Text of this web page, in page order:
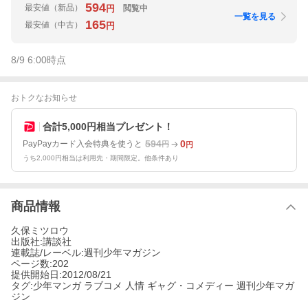
最安値 （新品） 594円
閲覧中
最安値 （中古） 165円
一覧を見る
8/9 6:00時点
おトクなお知らせ
合計5,000円相当プレゼント！
PayPayカード入会特典を使うと 594円 0円
うち2,000円相当は利用先・期間限定。他条件あり
商品情報
久保ミツロウ
出版社:講談社
連載誌/レーベル:週刊少年マガジン
ページ数:202
提供開始日:2012/08/21
タグ:少年マンガ ラブコメ 人情 ギャグ・コメディー 週刊少年マガ
ジン